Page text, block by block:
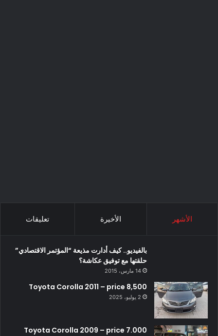
الأشهر الأخيرة تعليقات
بالفيديو.. كيف أدارت مذيعة “المؤتمر الاقتصادي”
حلقتها مع توفيق عكاشة؟
14 مارس، 2015
Toyota Corolla 2011 – price 8,500
2 يوليو، 2025
Toyota Corolla 2009 – price 7.000